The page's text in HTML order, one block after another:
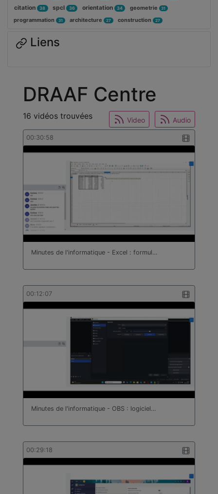
DRAAF Centre
Video Audio
16 vidéos trouvées
00:30:58
Minutes de l'informatique - Excel : formul…
00:12:07
Minutes de l'informatique - OBS : logiciel…
00:29:18
citation 38 spcl 36 orientation 34 geometrie 31
programmation 31 architecture 27 construction 27
Liens